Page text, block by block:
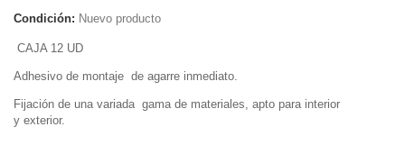
Condición: Nuevo producto
CAJA 12 UD
Adhesivo de montaje de agarre inmediato.
Fijación de una variada gama de materiales, apto para interior
y exterior.